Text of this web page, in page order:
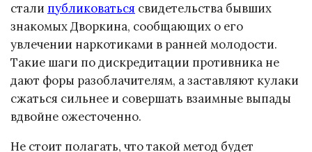
стали публиковаться свидетельства бывших
знакомых Дворкина, сообщающих о его
увлечении наркотиками в ранней молодости.
Такие шаги по дискредитации противника не
дают форы разоблачителям, а заставляют кулаки
сжаться сильнее и совершать взаимные выпады
вдвойне ожесточенно.
Не стоит полагать, что такой метод будет